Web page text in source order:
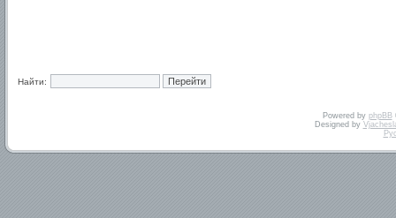
Найти:
Powered by phpBB
Designed by